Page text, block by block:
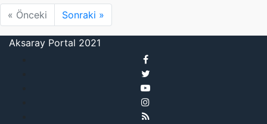
« Önceki Sonraki »
Aksaray Portal 2021